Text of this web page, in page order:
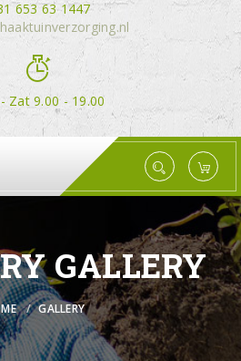
653 63 1447
Zat 9.00 - 19.00
GALLERY
GALLERY